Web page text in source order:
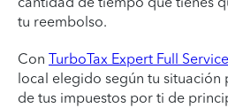
tu reembolso.
Con TurboTax Expert Full Service
local elegido según tu
de tus impuestos por ti de